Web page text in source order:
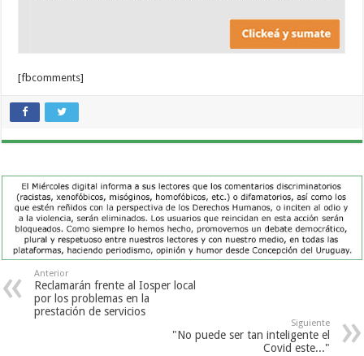
[fbcomments]
Anterior
Reclamarán frente al Iosper local
por los problemas en la
prestación de servicios
Siguiente
"No puede ser tan inteligente el
Covid este..."